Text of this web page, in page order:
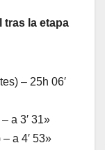
tras la etapa
– 25h 06′
a 3′ 31»
a 4′ 53»